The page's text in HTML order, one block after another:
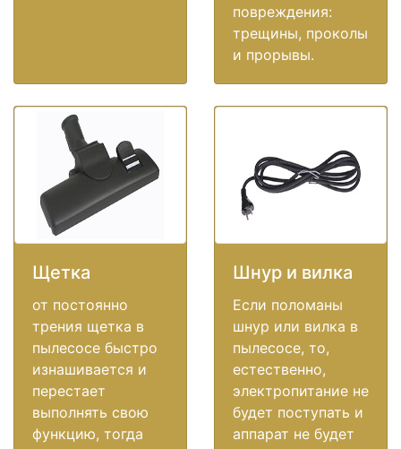
повреждения:
трещины, проколы
и прорывы.
Щетка
от постоянно
трения щетка в
пылесосе быстро
изнашивается и
перестает
выполнять свою
функцию, тогда
Шнур и вилка
Если поломаны
шнур или вилка в
пылесосе, то,
естественно,
электропитание не
будет поступать и
аппарат не будет